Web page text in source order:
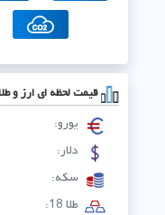
مدیرکل اوقاف
10
گزارش
شهرستان
قیمت لحظه ای ارز و
یورو:
دلار:
سکه:
طلا 18: